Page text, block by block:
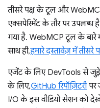
तीसरे पक्ष के टूल और
एक्सपेरिमेंट के तौर पर उपलब्ध
गया है. WebMCP टूल के बारे
साथ ही,हमारे दस्तावेज़ में तीसरे
एजेंट के लिए DevTools से
के लिए,GitHub रिपॉज़िटरीपर
I/O के इस वीडियो सेशन को